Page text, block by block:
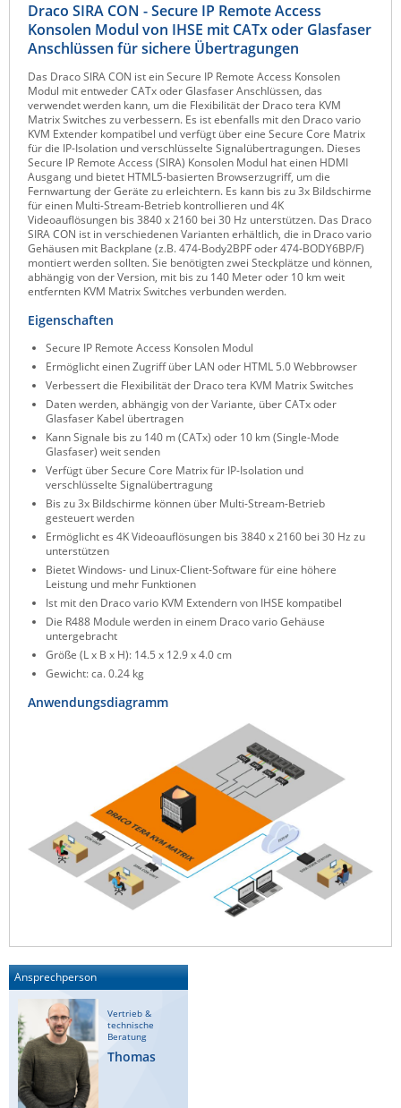
Server Technology
Siretta
SIRIO Antenne
Sunbird
Tactical Software
TEKTELIC
Teltonika
Unwired Networks
Vision
WATTECO
Westermo
Yuasa
ZPE Systems
News zu unseren Herstellern
Draco SIRA CON - Secure IP Remote Access
Konsolen Modul von IHSE mit CATx oder Glasfaser
Anschlüssen für sichere Übertragungen
Das Draco SIRA CON ist ein Secure IP Remote Access Konsolen
Modul mit entweder CATx oder Glasfaser Anschlüssen, das
verwendet werden kann, um die Flexibilität der Draco tera KVM
Matrix Switches zu verbessern. Es ist ebenfalls mit den Draco vario
KVM Extender kompatibel und verfügt über eine Secure Core Matrix
für die IP-Isolation und verschlüsselte Signalübertragungen. Dieses
Secure IP Remote Access (SIRA) Konsolen Modul hat einen HDMI
Ausgang und bietet HTML5-basierten Browserzugriff, um die
Fernwartung der Geräte zu erleichtern. Es kann bis zu 3x Bildschirme
für einen Multi-Stream-Betrieb kontrollieren und 4K
Videoauflösungen bis 3840 x 2160 bei 30 Hz unterstützen. Das Draco
SIRA CON ist in verschiedenen Varianten erhältlich, die in Draco vario
Gehäusen mit Backplane (z.B. 474-Body2BPF oder 474-BODY6BP/F)
montiert werden sollten. Sie benötigten zwei Steckplätze und können,
abhängig von der Version, mit bis zu 140 Meter oder 10 km weit
entfernten KVM Matrix Switches verbunden werden.
Eigenschaften
Secure IP Remote Access Konsolen Modul
Ermöglicht einen Zugriff über LAN oder HTML 5.0 Webbrowser
Verbessert die Flexibilität der Draco tera KVM Matrix Switches
Daten werden, abhängig von der Variante, über CATx oder
Glasfaser Kabel übertragen
Kann Signale bis zu 140 m (CATx) oder 10 km (Single-Mode
Glasfaser) weit senden
Verfügt über Secure Core Matrix für IP-Isolation und
verschlüsselte Signalübertragung
Bis zu 3x Bildschirme können über Multi-Stream-Betrieb
gesteuert werden
Ermöglicht es 4K Videoauflösungen bis 3840 x 2160 bei 30 Hz zu
unterstützen
Bietet Windows- und Linux-Client-Software für eine höhere
Leistung und mehr Funktionen
Ist mit den Draco vario KVM Extendern von IHSE kompatibel
Die R488 Module werden in einem Draco vario Gehäuse
untergebracht
Größe (L x B x H): 14.5 x 12.9 x 4.0 cm
Gewicht: ca. 0.24 kg
Anwendungsdiagramm
Ansprechperson
Vertrieb &
technische
Beratung
Thomas